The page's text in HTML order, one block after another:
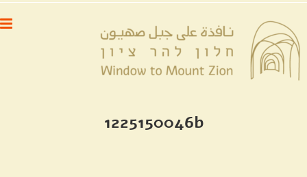
דלג
לתוכן
1225150046b